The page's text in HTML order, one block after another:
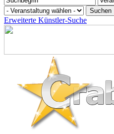
Erweiterte Künstler-Suche